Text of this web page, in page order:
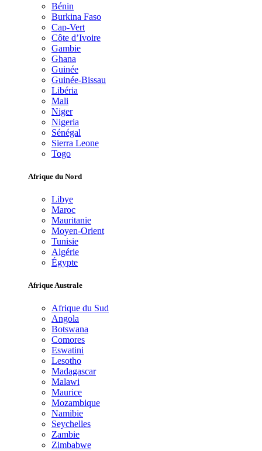
Bénin
Burkina Faso
Cap-Vert
Côte d’Ivoire
Gambie
Ghana
Guinée
Guinée-Bissau
Libéria
Mali
Niger
Nigeria
Sénégal
Sierra Leone
Togo
Afrique du Nord
Libye
Maroc
Mauritanie
Moyen-Orient
Tunisie
Algérie
Égypte
Afrique Australe
Afrique du Sud
Angola
Botswana
Comores
Eswatini
Lesotho
Madagascar
Malawi
Maurice
Mozambique
Namibie
Seychelles
Zambie
Zimbabwe